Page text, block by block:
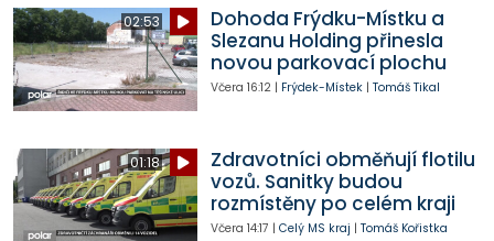
02:53
Dohoda Frýdku-Místku a
Slezanu Holding přinesla
novou parkovací plochu
Včera 16:12| Frýdek-Místek| Tomáš Tikal
01:18
Zdravotníci obměňují flotilu
vozů. Sanitky budou
rozmístěny po celém kraji
Včera 14:17 | Celý MS kraj | Tomáš Kořistka